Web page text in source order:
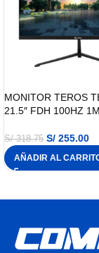
MONITOR TEROS
21.5″ FDH 100HZ
S/318.75 S/ 255.00
AÑADIR AL